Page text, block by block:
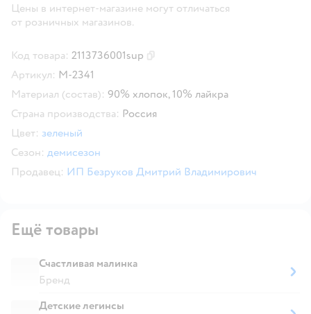
Цены в интернет-магазине могут отличаться
от розничных магазинов.
Код товара: 2113736001sup
Артикул: М-2341
Материал (состав): 90% хлопок, 10% лайкра
Страна производства: Россия
Цвет: зеленый
Сезон: демисезон
Продавец: ИП Безруков Дмитрий Владимирович
Ещё товары
Счастливая малинка
Бренд
Детские легинсы